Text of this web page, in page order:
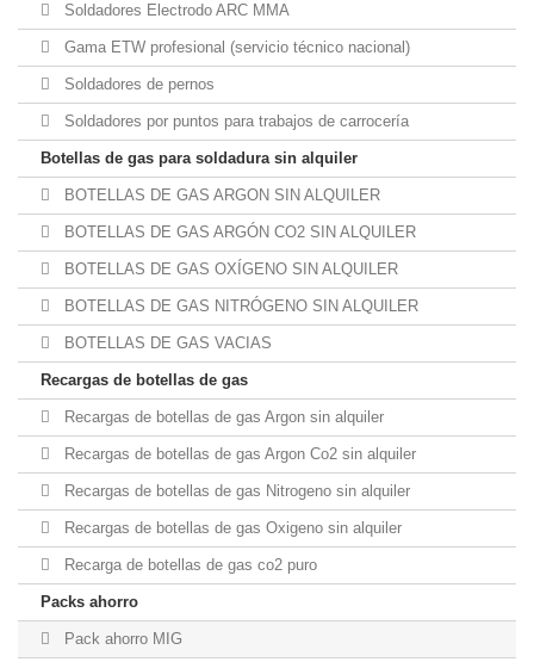
Soldadores Electrodo ARC MMA
Gama ETW profesional (servicio técnico nacional)
Soldadores de pernos
Soldadores por puntos para trabajos de carrocería
Botellas de gas para soldadura sin alquiler
BOTELLAS DE GAS ARGON SIN ALQUILER
BOTELLAS DE GAS ARGÓN CO2 SIN ALQUILER
BOTELLAS DE GAS OXÍGENO SIN ALQUILER
BOTELLAS DE GAS NITRÓGENO SIN ALQUILER
BOTELLAS DE GAS VACIAS
Recargas de botellas de gas
Recargas de botellas de gas Argon sin alquiler
Recargas de botellas de gas Argon Co2 sin alquiler
Recargas de botellas de gas Nitrogeno sin alquiler
Recargas de botellas de gas Oxigeno sin alquiler
Recarga de botellas de gas co2 puro
Packs ahorro
Pack ahorro MIG